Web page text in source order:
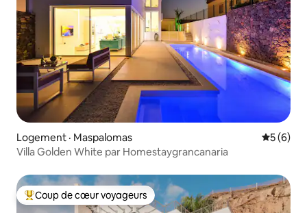
Logement · Maspalomas Note
5 (6)
Villa Golden White par Homestaygrancanaria
Coup de cœur voyageurs parmi les plus aimés
Coup de cœur voyageurs